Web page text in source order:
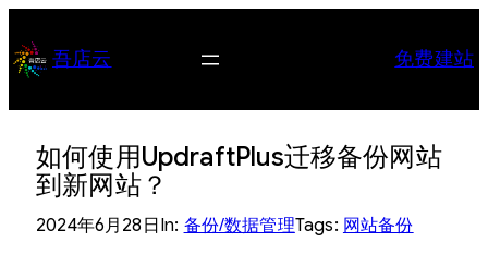
至
吾店云 免费建站
如何使用UpdraftPlus迁移备份网站
到新网站？
2024年6月28日 In: 备份/数据管理Tags: 网站备份